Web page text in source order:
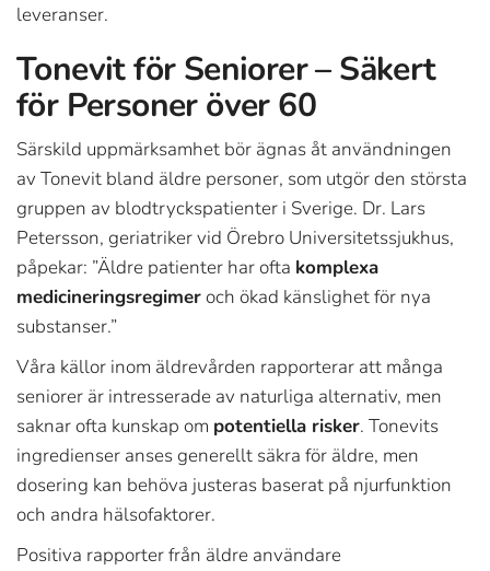
leveranser.
Tonevit för Seniorer – Säkert
för Personer över 60
Särskild uppmärksamhet bör ägnas åt användningen
av Tonevit bland äldre personer, som utgör den största
gruppen av blodtryckspatienter i Sverige. Dr. Lars
Petersson, geriatriker vid Örebro Universitetssjukhus,
påpekar: ”Äldre patienter har ofta komplexa
medicineringsregimeroch ökad känslighet för nya
substanser.”
Våra källor inom äldrevården rapporterar att många
seniorer är intresserade av naturliga alternativ, men
saknar ofta kunskap om potentiella risker. Tonevits
ingredienser anses generellt säkra för äldre, men
dosering kan behöva justeras baserat på njurfunktion
och andra hälsofaktorer.
Positiva rapporter från äldre användare